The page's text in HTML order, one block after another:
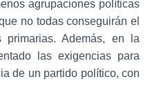
agrupaciones políticas
no todas conseguirán el
Además, en la
las exigencias para
de un partido político, con